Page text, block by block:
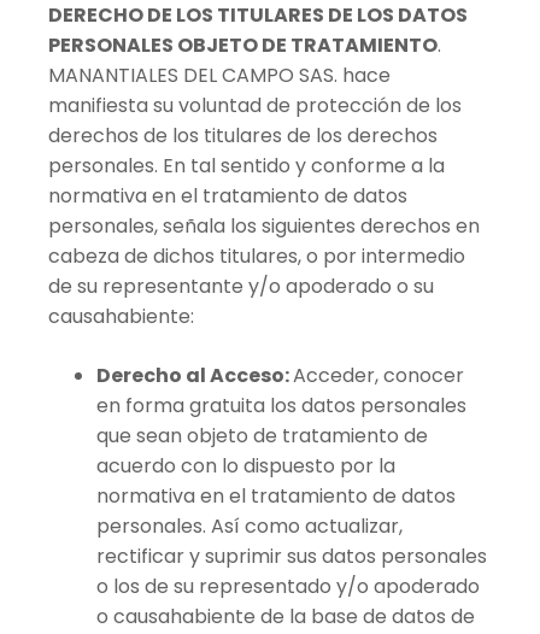
DERECHO DE LOS TITULARES DE LOS DATOS
PERSONALES OBJETO DE TRATAMIENTO.
MANANTIALES DEL CAMPO SAS. hace
manifiesta su voluntad de protección de los
derechos de los titulares de los derechos
personales. En tal sentido y conforme a la
normativa en el tratamiento de datos
personales, señala los siguientes derechos en
cabeza de dichos titulares, o por intermedio
de su representante y/o apoderado o su
causahabiente:
Derecho al Acceso:Acceder, conocer
en forma gratuita los datos personales
que sean objeto de tratamiento de
acuerdo con lo dispuesto por la
normativa en el tratamiento de datos
personales. Así como actualizar,
rectificar y suprimir sus datos personales
o los de su representado y/o apoderado
o causahabiente de la base de datos de